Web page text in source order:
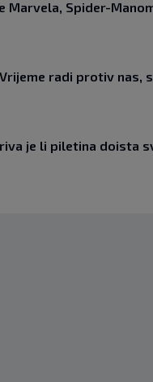
Marvela, Spider-
radi protiv nas,
je li piletina doista